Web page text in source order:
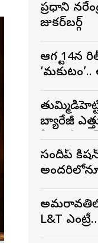
ప్రధాని
జుకర్‌బర్గ్
ఆగస్ట్
‘మకుటం’..
బ్యారేజీ
సందీప్
అమరావతిలో
L&T